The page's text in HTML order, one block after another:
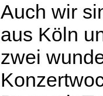
Auch wir
aus Köln
zwei